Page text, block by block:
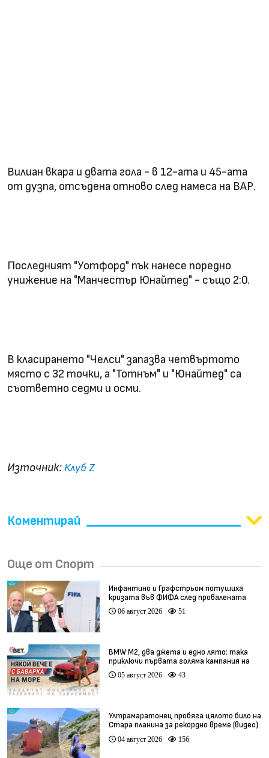
Вилиан вкара и двата гола - в 12-ата и 45-ата
от дузпа, отсъдена отново след намеса на ВАР.
Последният "Уотфорд" пък нанесе поредно
унижение на "Манчестър Юнайтед" - също 2:0.
В класирането "Челси" запазва четвъртото
място с 32 точки, а "Тотнъм" и "Юнайтед" са
съответно седми и осми.
Източник: Клуб Z
Коментирай
Още от Спорт
Инфантино и Графстрьом потушиха
кризата във ФИФА след провалената
сделка
06 август 2026 51
BMW М2, два джета и едно лято: така
приключи първата голяма кампания на
BET.bg
05 август 2026 43
Ултрамаратонец пробяга цялото било на
Стара планина за рекордно време (видео)
04 август 2026 156